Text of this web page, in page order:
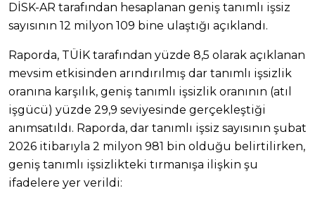
DİSK-AR tarafından hesaplanan geniş tanımlı işsiz
sayısının 12 milyon 109 bine ulaştığı açıklandı.
Raporda, TÜİK tarafından yüzde 8,5 olarak açıklanan
mevsim etkisinden arındırılmış dar tanımlı işsizlik
oranına karşılık, geniş tanımlı işsizlik oranının (atıl
işgücü) yüzde 29,9 seviyesinde gerçekleştiği
anımsatıldı. Raporda, dar tanımlı işsiz sayısının şubat
2026 itibarıyla 2 milyon 981 bin olduğu belirtilirken,
geniş tanımlı işsizlikteki tırmanışa ilişkin şu
ifadelere yer verildi: